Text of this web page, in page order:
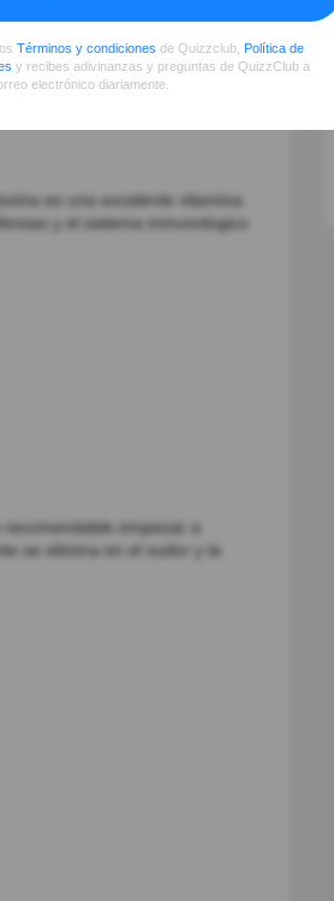
es una excelente vitamina
y el sistema inmunologico
recomendable empezar a
se elimina en el sudor y la
Términos y condiciones de Quizzclub, Política de
y recibes adivinanzas y preguntas de QuizzClub a
electrónico diariamente.